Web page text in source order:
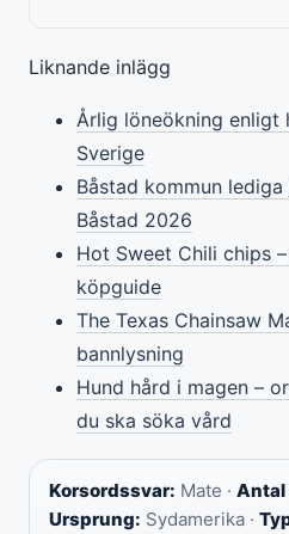
Liknande inlägg
Årlig löneökning enligt
Sverige
Båstad kommun
Båstad 2026
Hot Sweet Chili chips
köpguide
The Texas Chainsaw
bannlysning
Hund hård i magen –
du ska söka vård
Korsordssvar: Mate · Antal
Ursprung: Sydamerika ·